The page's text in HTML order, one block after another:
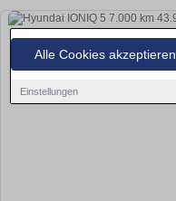
Alle Cookies akzeptieren
Einstellungen